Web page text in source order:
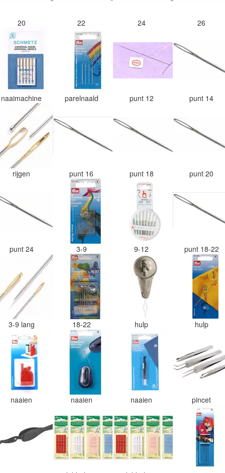
20 22 24 26
naaimachine parelnaald punt 12 punt 14
rijgen punt 16 punt 18 punt 20
punt 24 3-9 9-12 punt 18-22
3-9 lang 18-22 hulp hulp
naaien naaien naaien pincet